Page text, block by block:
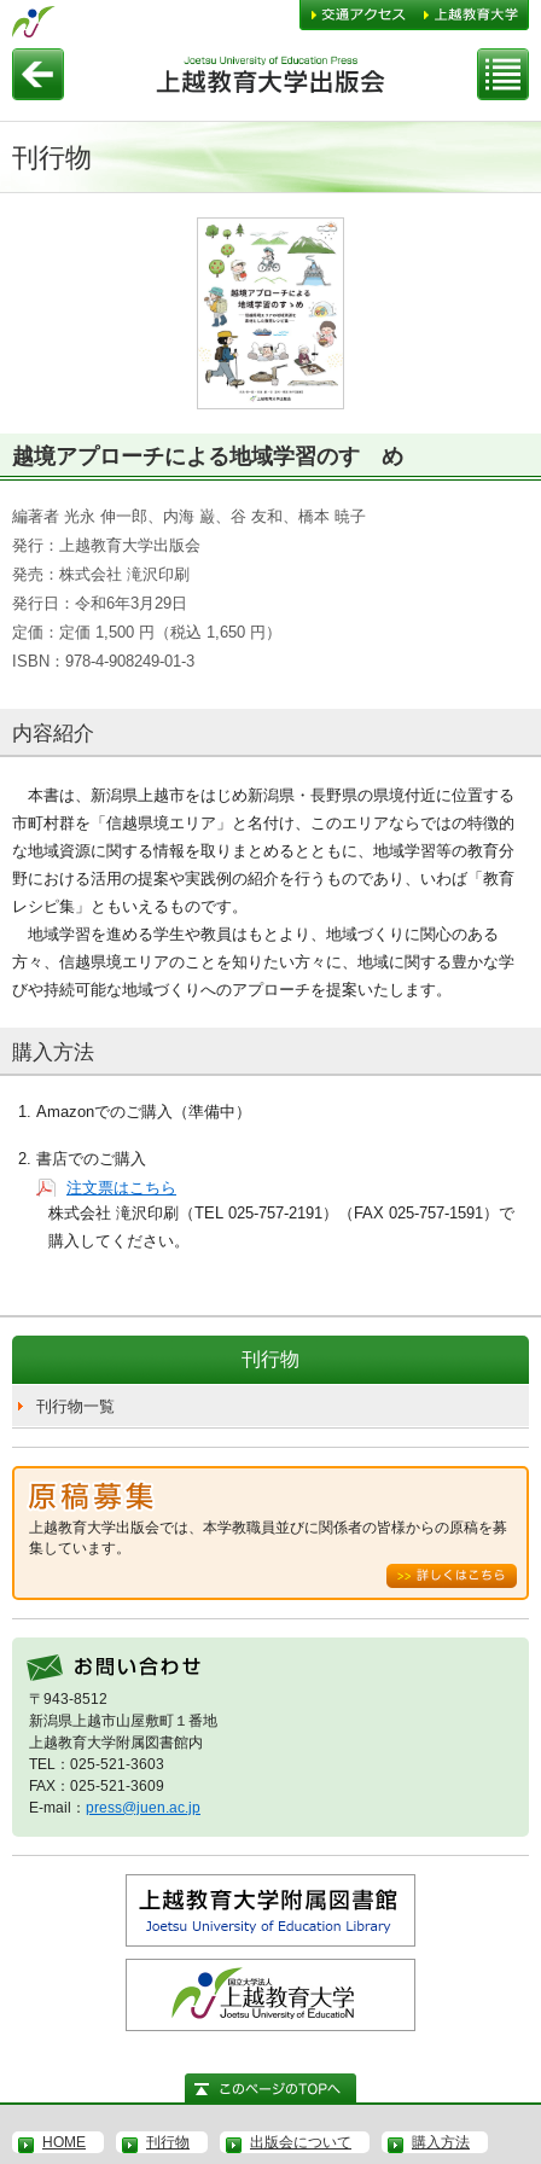
刊行物
越境アプローチによる地域学習のすゝめ
編著者 光永 伸一郎、内海 巌、谷 友和、橋本 暁子
発行：上越教育大学出版会
発売：株式会社 滝沢印刷
発行日：令和6年3月29日
定価：定価 1,500 円（税込 1,650 円）
ISBN：978-4-908249-01-3
内容紹介
本書は、新潟県上越市をはじめ新潟県・長野県の県境付近に位置する
市町村群を「信越県境エリア」と名付け、このエリアならではの特徴的
な地域資源に関する情報を取りまとめるとともに、地域学習等の教育分
野における活用の提案や実践例の紹介を行うものであり、いわば「教育
レシピ集」ともいえるものです。
地域学習を進める学生や教員はもとより、地域づくりに関心のある
方々、信越県境エリアのことを知りたい方々に、地域に関する豊かな学
びや持続可能な地域づくりへのアプローチを提案いたします。
購入方法
Amazonでのご購入（準備中）
書店でのご購入
注文票はこちら
株式会社 滝沢印刷（TEL 025-757-2191）（FAX 025-757-1591）で
購入してください。
刊行物
刊行物一覧
上越教育大学出版会では、本学教職員並びに関係者の皆様からの原稿を募
集しています。
〒943-8512
新潟県上越市山屋敷町１番地
上越教育大学附属図書館内
TEL：025-521-3603
FAX：025-521-3609
E-mail： press@juen.ac.jp
HOME 刊行物 出版会について 購入方法